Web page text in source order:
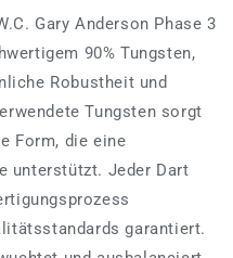
Gary Anderson Phase 3
90% Tungsten,
Robustheit und
Tungsten sorgt
Form, die eine
unterstützt. Jeder Dart
garantiert.